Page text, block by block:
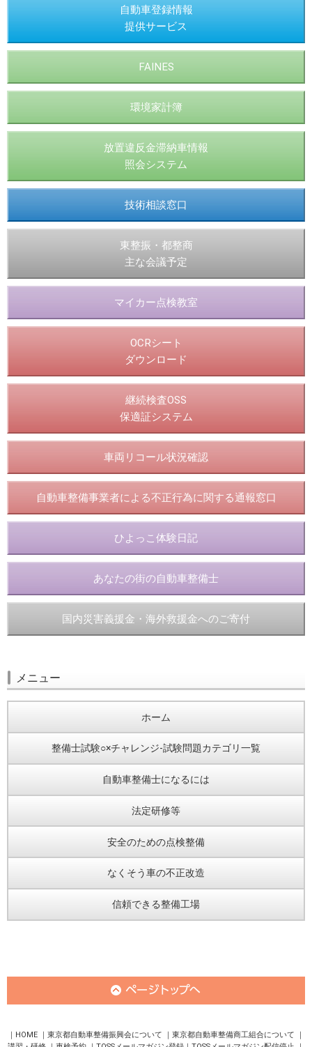
自動車登録情報
提供サービス
FAINES
環境家計簿
放置違反金滞納車情報
照会システム
技術相談窓口
東整振・都整商
主な会議予定
マイカー点検教室
OCRシート
ダウンロード
継続検査OSS
保適証システム
車両リコール状況確認
自動車整備事業者による不正行為に関する通報窓口
ひよっこ体験日記
あなたの街の自動車整備士
国内災害義援金・海外救援金へのご寄付
メニュー
ホーム
整備士試験○×チャレンジ-試験問題カテゴリ一覧
自動車整備士になるには
法定研修等
安全のための点検整備
なくそう車の不正改造
信頼できる整備工場
HOME 東京都自動車整備振興会について
東京都自動車整備商工組合について